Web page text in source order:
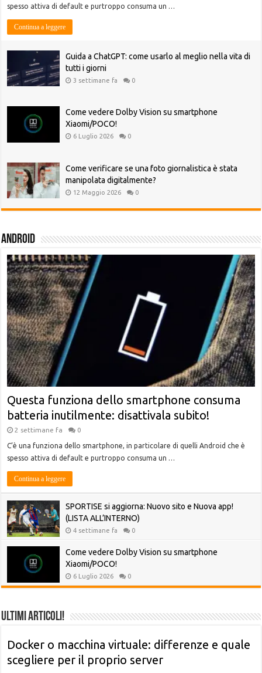
spesso attiva di default e purtroppo consuma un …
Continua a leggere
Guida a ChatGPT: come usarlo al meglio nella vita di
tutti i giorni
3 settimane fa 0
Come vedere Dolby Vision su smartphone
Xiaomi/POCO!
6 Luglio 2026 0
Come verificare se una foto giornalistica è stata
manipolata digitalmente?
12 Maggio 2026 0
Android
Questa funziona dello smartphone consuma
batteria inutilmente: disattivala subito!
2 settimane fa 0
C’è una funziona dello smartphone, in particolare di quelli Android che è
spesso attiva di default e purtroppo consuma un …
Continua a leggere
SPORTISE si aggiorna: Nuovo sito e Nuova app!
(LISTA ALL’INTERNO)
4 settimane fa 0
Come vedere Dolby Vision su smartphone
Xiaomi/POCO!
6 Luglio 2026 0
Ultimi Articoli!
Docker o macchina virtuale: differenze e quale
scegliere per il proprio server